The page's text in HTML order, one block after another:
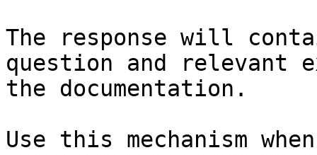
The response will
question and relevant
the documentation.
Use this mechanism